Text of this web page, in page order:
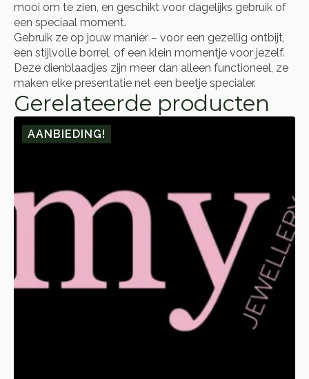
mooi om te zien, en geschikt voor dagelijks gebruik of
een speciaal moment.
Gebruik ze op jouw manier – voor een gezellig ontbijt,
een stijlvolle borrel, of een klein momentje voor jezelf.
Deze dienblaadjes zijn meer dan alleen functioneel, ze
maken elke presentatie net een beetje specialer.
Gerelateerde producten
AANBIEDING!